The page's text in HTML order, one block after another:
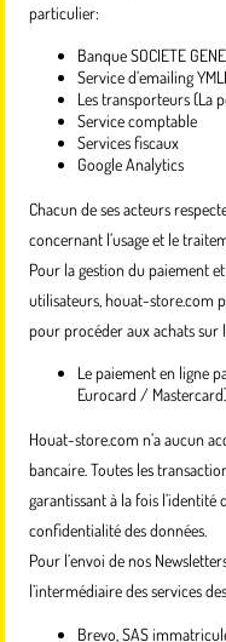
particulier:
Banque SOCIETE
Service d’emailing
Les transporteurs (La
Service comptable
Services fiscaux
Google Analytics
Chacun de ses acteurs
concernant l’usage et le
Pour la gestion du paiement
utilisateurs, houat-store.com
pour procéder aux achats sur
Le paiement en ligne
Eurocard /
Houat-store.com n’a aucun
bancaire. Toutes les
garantissant à la fois l’identité
confidentialité des données.
Pour l’envoi de nos
l’intermédiaire des services
Brevo, SAS